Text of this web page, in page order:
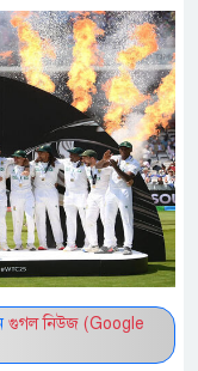
গুগল নিউজ (Google